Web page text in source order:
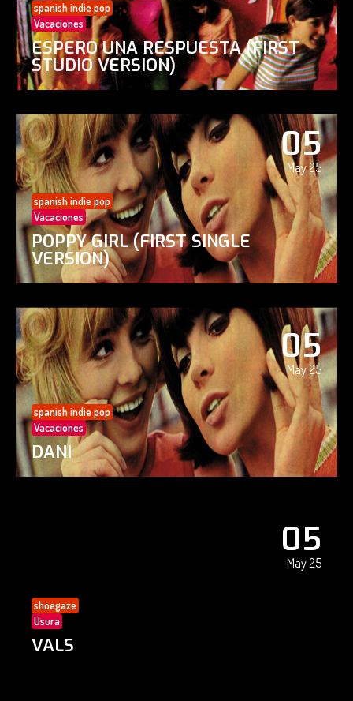
spanish indie pop
Vacaciones
ESPERO UNA RESPUESTA (FIRST
STUDIO VERSION)
05
May 25
spanish indie pop
Vacaciones
POPPY GIRL (FIRST SINGLE
VERSION)
05
May 25
spanish indie pop
Vacaciones
DANI
05
May 25
shoegaze
Usura
VALS